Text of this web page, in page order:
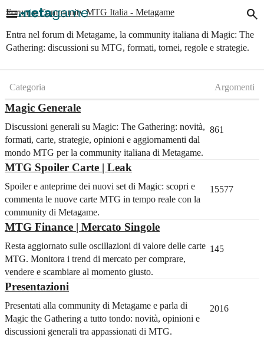
menu search
Forum e Community MTG Italia - Metagame
Entra nel forum di Metagame, la community italiana di Magic: The
Gathering: discussioni su MTG, formati, tornei, regole e strategie.
Categoria Argomenti
Magic Generale
Discussioni generali su Magic: The Gathering: novità,
formati, carte, strategie, opinioni e aggiornamenti dal
mondo MTG per la community italiana di Metagame.
861
MTG Spoiler Carte | Leak
Spoiler e anteprime dei nuovi set di Magic: scopri e
commenta le nuove carte MTG in tempo reale con la
community di Metagame.
15577
MTG Finance | Mercato Singole
Resta aggiornato sulle oscillazioni di valore delle carte
MTG. Monitora i trend di mercato per comprare,
vendere e scambiare al momento giusto.
145
Presentazioni
Presentati alla community di Metagame e parla di
Magic the Gathering a tutto tondo: novità, opinioni e
discussioni generali tra appassionati di MTG.
2016